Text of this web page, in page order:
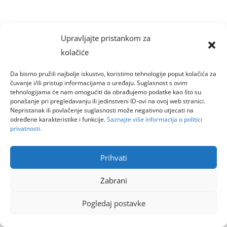
Upravljajte pristankom za
kolačiće
Da bismo pružili najbolje iskustvo, koristimo tehnologije poput kolačića za
čuvanje i/ili pristup informacijama o uređaju. Suglasnost s ovim
tehnologijama će nam omogućiti da obrađujemo podatke kao što su
ponašanje pri pregledavanju ili jedinstveni ID-ovi na ovoj web stranici.
Nepristanak ili povlačenje suglasnosti može negativno utjecati na
određene karakteristike i funkcije.Saznajte više informacija o politici
privatnosti.
Prihvati
Zabrani
Pogledaj postavke